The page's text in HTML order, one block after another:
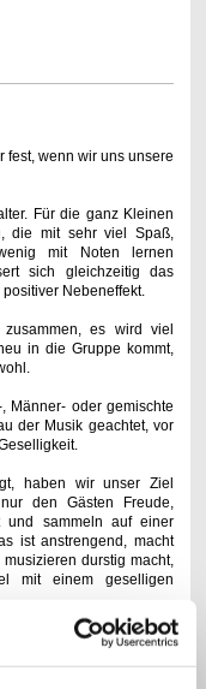
fest, wenn wir uns unsere
Für die ganz Kleinen
die mit sehr viel Spaß,
mit Noten lernen
sich gleichzeitig das
Nebeneffekt.
es wird viel
in die Gruppe kommt,
Männer- oder gemischte
der Musik geachtet, vor
haben wir unser Ziel
den Gästen Freude,
und sammeln auf einer
ist anstrengend, macht
durstig macht,
mit einem geselligen
uns über jede Verstärkung!